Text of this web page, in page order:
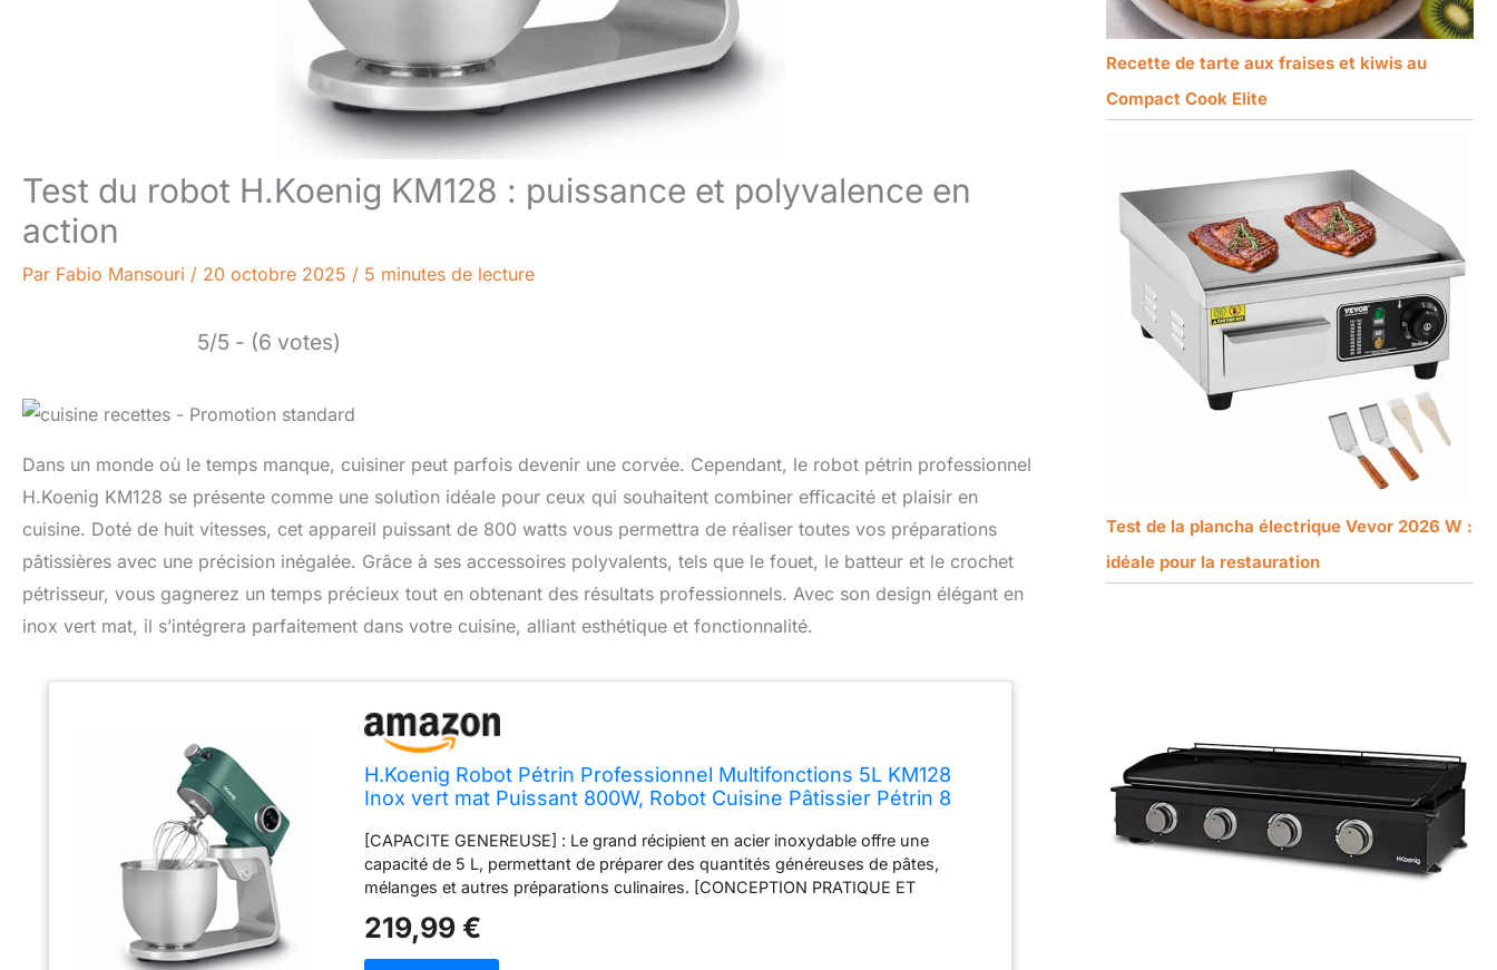
Test du robot H.Koenig KM128 : puissance et polyvalence en
action
Par Fabio Mansouri / 20 octobre 2025 / 5 minutes de lecture
5/5 - (6 votes)
Dans un monde où le temps manque, cuisiner peut parfois devenir une corvée. Cependant, le robot pétrin professionnel
H.Koenig KM128 se présente comme une solution idéale pour ceux qui souhaitent combiner efficacité et plaisir en
cuisine. Doté de huit vitesses, cet appareil puissant de 800 watts vous permettra de réaliser toutes vos préparations
pâtissières avec une précision inégalée. Grâce à ses accessoires polyvalents, tels que le fouet, le batteur et le crochet
pétrisseur, vous gagnerez un temps précieux tout en obtenant des résultats professionnels. Avec son design élégant en
inox vert mat, il s’intégrera parfaitement dans votre cuisine, alliant esthétique et fonctionnalité.
H.Koenig Robot Pétrin Professionnel Multifonctions 5L KM128
Inox vert mat Puissant 800W, Robot Cuisine Pâtissier Pétrin 8
éclaboussure
[CAPACITE GENEREUSE] : Le grand récipient en acier inoxydable offre une
capacité de 5 L, permettant de préparer des quantités généreuses de pâtes,
mélanges et autres préparations culinaires. [CONCEPTION PRATIQUE ET
d'une tête inclinable, ce robot de cuisine combine praticité et élégance. La finition
gris mat et argent ajoute une touche de modernité à votre cuisine. [CONTROLE
219,99 €
Recette de tarte aux fraises et kiwis au
Compact Cook Elite
Test de la plancha électrique Vevor 2026 W :
idéale pour la restauration